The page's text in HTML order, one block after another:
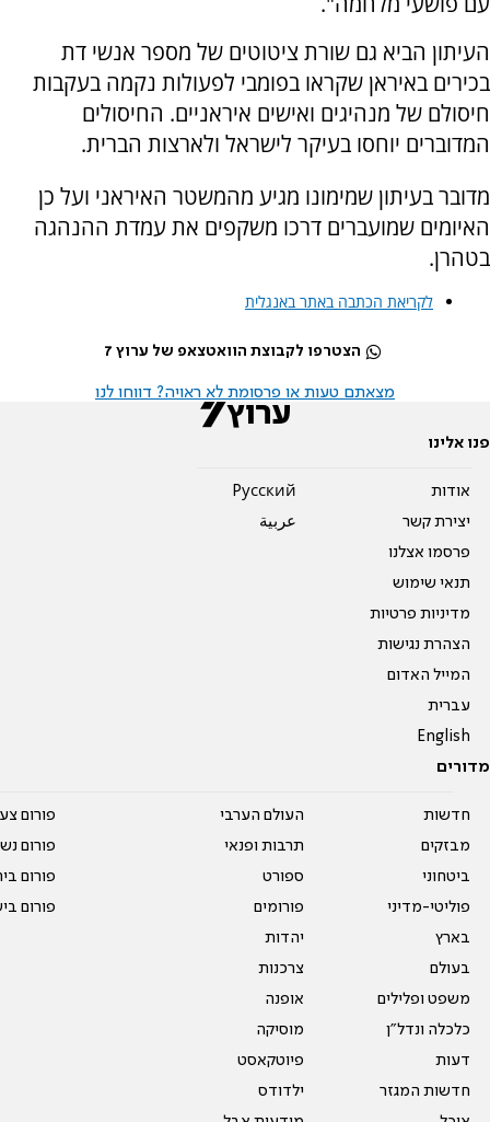
העיתון הביא גם שורת ציטוטים של מספר אנשי דת
בכירים באיראן שקראו בפומבי לפעולות נקמה בעקבות
חיסולם של מנהיגים ואישים איראניים. החיסולים
המדוברים יוחסו בעיקר לישראל ולארצות הברית.
מדובר בעיתון שמימונו מגיע מהמשטר האיראני ועל כן
האיומים שמועברים דרכו משקפים את עמדת ההנהגה
בטהרן.
לקריאת הכתבה באתר באנגלית
הצטרפו לקבוצת הוואטצאפ של ערוץ 7
מצאתם טעות או פרסומת לא ראויה? דווחו לנו
פנו אלינו
אודות
יצירת קשר
פרסמו אצלנו
תנאי שימוש
מדיניות פרטיות
הצהרת נגישות
המייל האדום
עברית
English
Pусский
عربية
מדורים
חדשות
מבזקים
ביטחוני
פוליטי-מדיני
בארץ
בעולם
משפט ופלילים
כלכלה ונדל"ן
דעות
חדשות המגזר
העולם הערבי
תרבות ופנאי
ספורט
פורומים
יהדות
צרכנות
אופנה
מוסיקה
פיוטקאסט
ילדודס
פורום
פורום
פורום
פורום